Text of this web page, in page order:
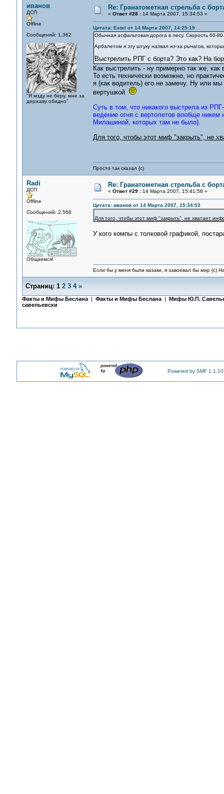
иванов
ДСП
Offline
Сообщений: 1,362
"Я мзду не беру, мне за
державу обидно"
Re: Гранатометная стрельба с
« Ответ #28 :14 Марта 2007, 15:34:53 »
Цитата: Estel от 14 Марта 2007, 14:25:19
Обычная асфальтовая дорога в лесу. Скорость 60-80.
Арбалетом я эту штуку назвал из-за рычагов,
Выстрелить РПГ с борта? Это как? На
Как выстрелить - ну примерно так же,
То есть технически возможно, но
я (как водитель) его не замечу. Ну или
вертушкой
Суть в том, что никакого выстрела из
ведение огня с вертолетов вообще
Милашиной, которых там не было).
Для того, чтобы этот миф "закрыть", не
Просто так сказал (с)
Radi
ДСП
Offline
Сообщений: 2,568
Общаемся!
Re: Гранатометная стрельба с
« Ответ #29 :14 Марта 2007, 15:41:58 »
Цитата: иванов от 14 Марта 2007, 15:34:53
Для того, чтобы этот миф "закрыть", не хватает
У кого компы с толковой графикой,
Если бы у меня были казаки, я завоевал бы мир (с)
Страниц: 1 2 3 4 »
Факты и Мифы Беслана| Факты и Мифы Беслана| Мифы Ю.П.
савельевски
Powered by SMF 1.1.10